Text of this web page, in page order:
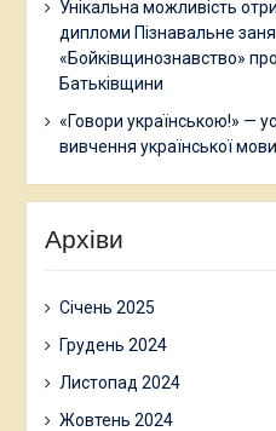
Унікальна можливість
дипломи Пізнавальне
«Бойківщинознавство»
Батьківщини
«Говори українською!» —
вивчення української мови
Архіви
Січень 2025
Грудень 2024
Листопад 2024
Жовтень 2024